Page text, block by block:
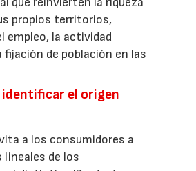
propios territorios,
empleo, la actividad
fijación de población en las
identificar el origen
a los consumidores a
lineales de los